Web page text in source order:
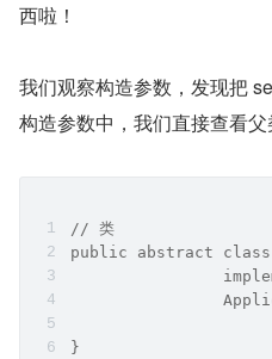
西啦！
我们观察构造参数，发现把
构造参数中，我们直接查看父
// 类
public abstract class
}